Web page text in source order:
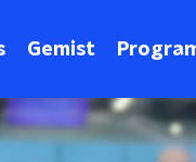
Gemist